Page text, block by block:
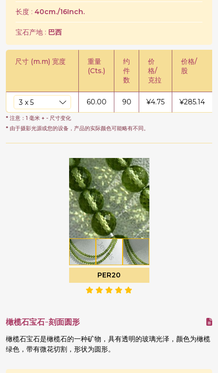
长度 : 40cm./16Inch.
宝石产地 : 巴西
尺寸 (m.m) 宽度
重量
(Cts.)
约
件
数
价
格/
克拉
价格/
股
60.00 90 ¥4.75 ¥285.14
* 注意：1 毫米 + - 尺寸变化
* 由于摄影光源或您的设备，产品的实际颜色可能略有不同。
PER20
橄榄石宝石-刻面圆形
橄榄石宝石是橄榄石的一种矿物，具有透明的玻璃光泽，颜色为橄榄
绿色，带有微花切割，形状为圆形。